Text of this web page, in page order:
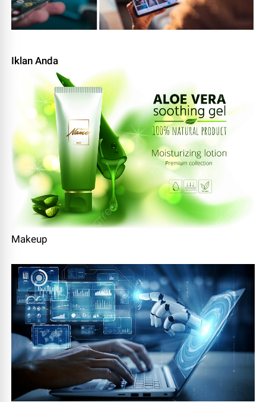
Iklan Anda
Makeup